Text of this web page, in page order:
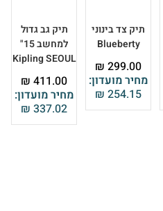
תיק צד בינוני
Blueberty
מחיר מועדון:
₪ 254.15
₪ 299.00
תיק גב גדול
למחשב 15"
Kipling SEOUL
מחיר מועדון:
₪ 337.02
₪ 411.00